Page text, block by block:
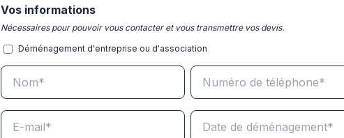
Vos informations
Nécessaires pour pouvoir vous contacter et vous transmettre vos devis.
Déménagement d'entreprise ou d'association